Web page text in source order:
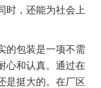
时，还能为社会上
包装是一项不需
心和认真。通过在
是挺大的。在厂区